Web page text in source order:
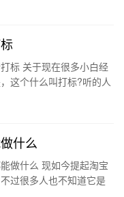
标 关于现在很多小白经
这个什么叫打标?听的人
什么
做什么 现如今提起淘宝
过很多人也不知道它是